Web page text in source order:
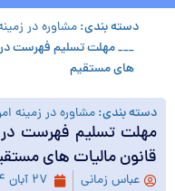
دسته بندی:مشاوره در
___ مهلت تسلیم فهرست
های مستقیم
دسته بندی:مشاوره در زمینه
مهلت تسلیم فهرست
قانون مالیات های
عباس زمانی ۲۷ آبان ۱۳۹۴